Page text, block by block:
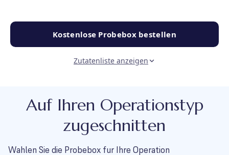
Kostenlose Probebox bestellen
Zutatenliste anzeigen
Auf Ihren Operationstyp
zugeschnitten
Wahlen Sie die Probebox fur Ihre Operation